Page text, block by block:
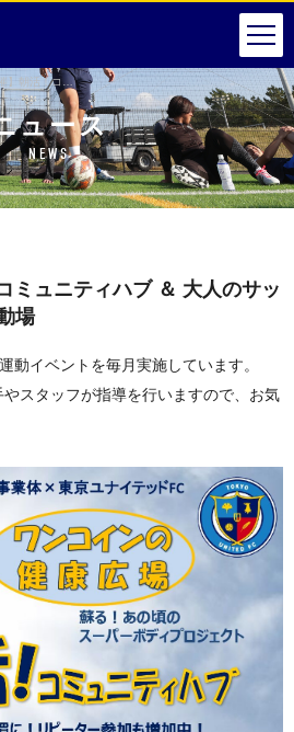
ュース
NEWS
ミュニティハブ ＆ 大人のサッ
場
動イベントを毎月実施しています。
スタッフが指導を行いますので、お気